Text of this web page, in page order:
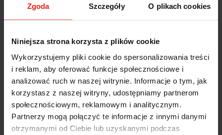
Zgoda Szczegóły O plikach cookies
Niniejsza strona korzysta z plików cookie
Wykorzystujemy pliki cookie do spersonalizowania treści
i reklam, aby oferować funkcje społecznościowe i
analizować ruch w naszej witrynie. Informacje o tym, jak
korzystasz z naszej witryny, udostępniamy partnerom
społecznościowym, reklamowym i analitycznym.
Partnerzy mogą połączyć te informacje z innymi danymi
otrzymanymi od Ciebie lub uzyskanymi podczas
Jak zbieramy opinie?
Marcin zweryfikowano
5
Polecam szybko sprawnie dobrze zapakowane
Zostałem świetnie obsłużony. Brawa dla pracowników.
wczoraj